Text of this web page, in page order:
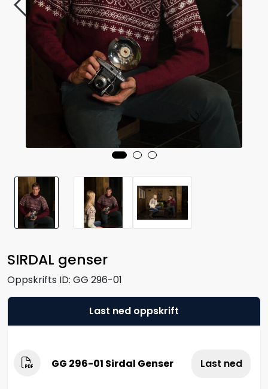
SIRDAL genser
Oppskrifts ID: GG 296-01
Last ned oppskrift
GG 296-01 Sirdal Genser Last ned